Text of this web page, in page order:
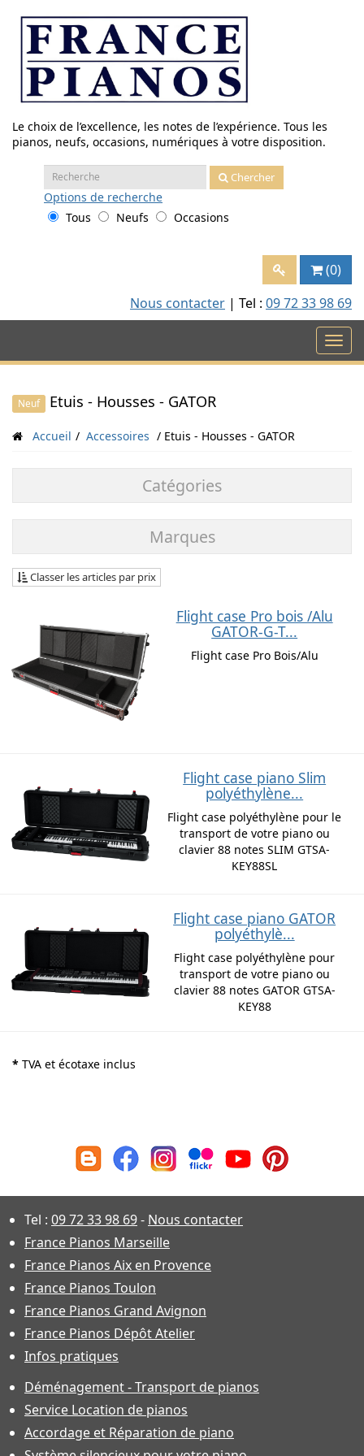
contenu
Le choix de l’excellence, les notes de l’expérience. Tous les
pianos, neufs, occasions, numériques à votre disposition.
Recherche
:
Chercher
Options de recherche
Tous
Neufs Occasions
(0)
Nous contacter | Tel : 09 72 33 98 69
Neuf Etuis - Housses - GATOR
Accueil Accessoires Etuis - Housses - GATOR
Catégories
Marques
Classer les articles par prix
Flight case Pro bois /Alu
GATOR-G-T...
Flight case Pro Bois/Alu
Flight case piano Slim
polyéthylène...
Flight case polyéthylène pour le
transport de votre piano ou
clavier 88 notes SLIM GTSA-
KEY88SL
Flight case piano GATOR
polyéthylè...
Flight case polyéthylène pour
transport de votre piano ou
clavier 88 notes GATOR GTSA-
KEY88
* TVA et écotaxe inclus
Tel : 09 72 33 98 69- Nous contacter
France Pianos Marseille
France Pianos Aix en Provence
France Pianos Toulon
France Pianos Grand Avignon
France Pianos Dépôt Atelier
Infos pratiques
Déménagement - Transport de pianos
Service Location de pianos
Accordage et Réparation de piano